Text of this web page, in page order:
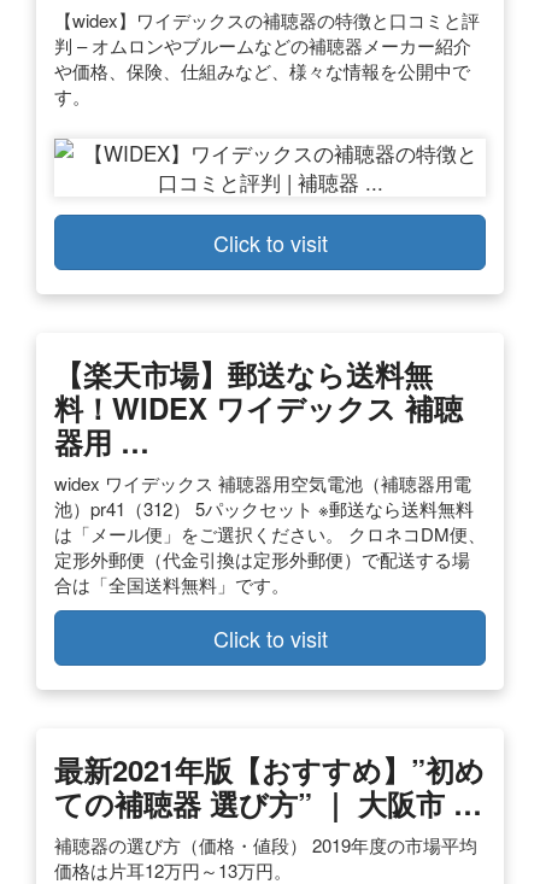
【widex】ワイデックスの補聴器の特徴と口コミと評
判 – オムロンやブルームなどの補聴器メーカー紹介
や価格、保険、仕組みなど、様々な情報を公開中で
す。
Click to visit
【楽天市場】郵送なら送料無
料！WIDEX ワイデックス 補聴
器用 …
widex ワイデックス 補聴器用空気電池（補聴器用電
池）pr41（312） 5パックセット ※郵送なら送料無料
は「メール便」をご選択ください。 クロネコDM便、
定形外郵便（代金引換は定形外郵便）で配送する場
合は「全国送料無料」です。
Click to visit
最新2021年版【おすすめ】”初め
ての補聴器 選び方” ｜ 大阪市 …
補聴器の選び方（価格・値段） 2019年度の市場平均
価格は片耳12万円～13万円。